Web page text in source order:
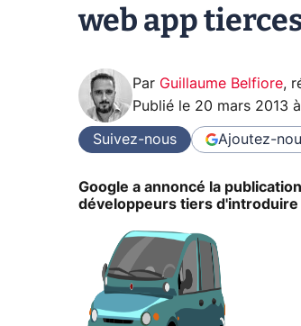
web app
Par Guillaume Belfiore,
Publié le 20 mars 2013
Suivez-nous Ajoutez-
Google a annoncé la
développeurs tiers d'introduire